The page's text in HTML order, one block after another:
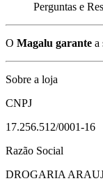
Perguntas e
O Magalu garante a
Sobre a loja
CNPJ
17.256.512/0001-16
Razão Social
DROGARIA